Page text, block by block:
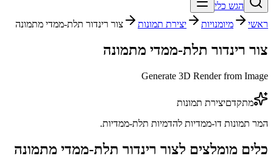
הגש כלי
ראשי
מיומנויות יצירת תמונות צור רינדור תלת-ממדי מתמונה
צור רינדור תלת-ממדי מתמונה
Generate 3D Render from Image
מתקדםיצירת תמונות
המר תמונות דו-ממדיות להדמיות תלת-ממדיות.
כלים מומלצים לצור רינדור תלת-ממדי מתמונה